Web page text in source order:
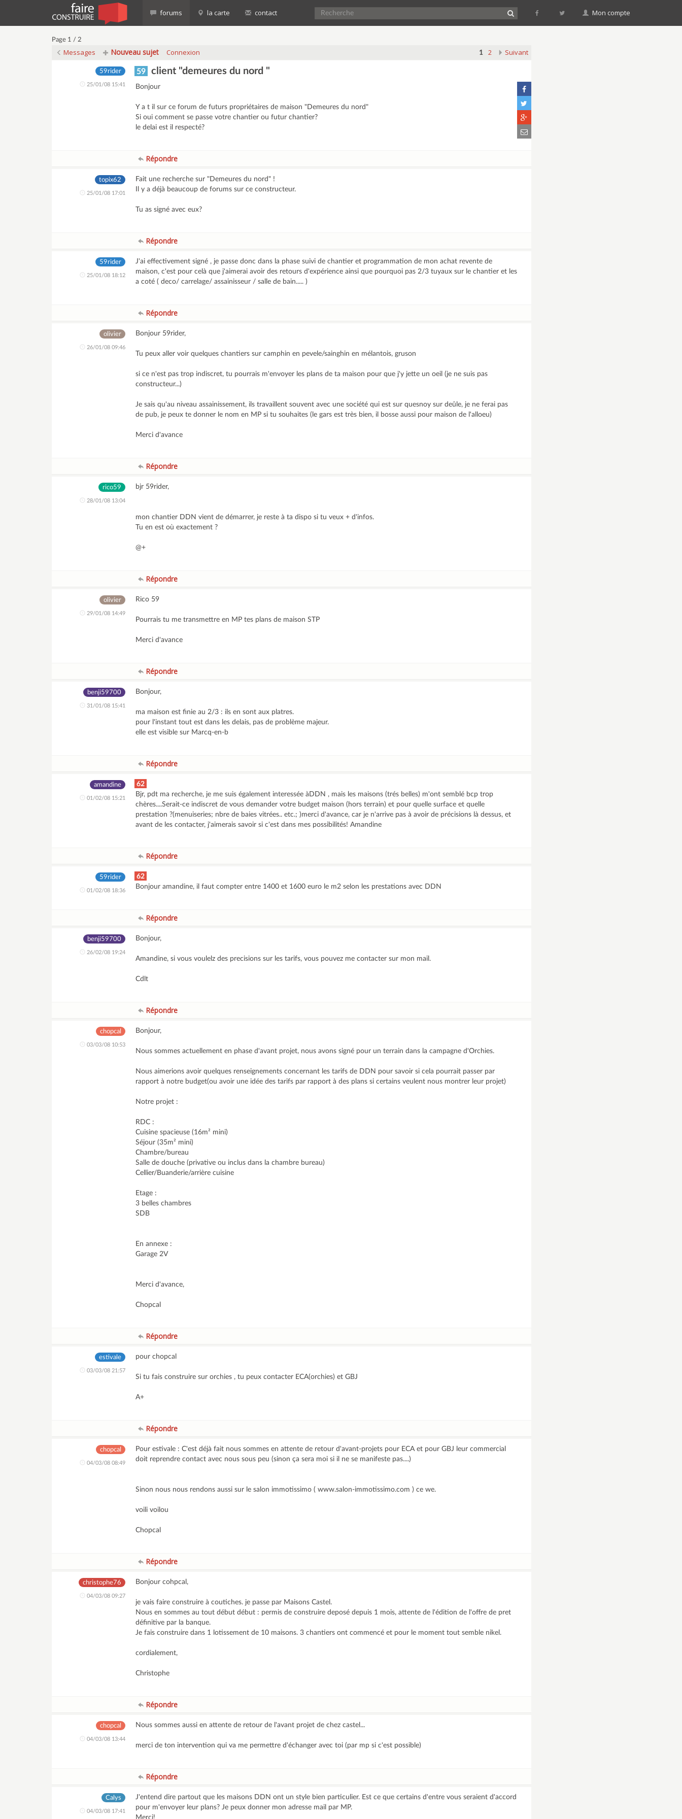
forums la carte contact Mon compte
Page 1 / 2
Messages Nouveau sujet Connexion 1 2 Suivant
59rider
25/01/08 15:41
59 client "demeures du nord "
Bonjour
Y a t il sur ce forum de futurs propriétaires de maison "Demeures du nord"
Si oui comment se passe votre chantier ou futur chantier?
le delai est il respecté?
Répondre
topix62
25/01/08 17:01
Fait une recherche sur "Demeures du nord" !
Il y a déjà beaucoup de forums sur ce constructeur.
Tu as signé avec eux?
Répondre
59rider
25/01/08 18:12
J'ai effectivement signé , je passe donc dans la phase suivi de chantier et programmation de mon achat revente de
maison, c'est pour celà que j'aimerai avoir des retours d'expérience ainsi que pourquoi pas 2/3 tuyaux sur le chantier et les
a coté ( deco/ carrelage/ assainisseur / salle de bain..... )
Répondre
olivier
26/01/08 09:46
Bonjour 59rider,
Tu peux aller voir quelques chantiers sur camphin en pevele/sainghin en mélantois, gruson
si ce n'est pas trop indiscret, tu pourrais m'envoyer les plans de ta maison pour que j'y jette un oeil (je ne suis pas
constructeur...)
Je sais qu'au niveau assainissement, ils travaillent souvent avec une société qui est sur quesnoy sur deûle, je ne ferai pas
de pub, je peux te donner le nom en MP si tu souhaites (le gars est très bien, il bosse aussi pour maison de l'alloeu)
Merci d'avance
Répondre
rico59
28/01/08 13:04
bjr 59rider,
mon chantier DDN vient de démarrer, je reste à ta dispo si tu veux + d'infos.
Tu en est où exactement ?
@+
Répondre
olivier
29/01/08 14:49
Rico 59
Pourrais tu me transmettre en MP tes plans de maison STP
Merci d'avance
Répondre
benji59700
31/01/08 15:41
Bonjour,
ma maison est finie au 2/3 : ils en sont aux platres.
pour l'instant tout est dans les delais, pas de problème majeur.
elle est visible sur Marcq-en-b
Répondre
amandine
01/02/08 15:21
62
Bjr, pdt ma recherche, je me suis également interessée àDDN , mais les maisons (trés belles) m'ont semblé bcp trop
chères....Serait-ce indiscret de vous demander votre budget maison (hors terrain) et pour quelle surface et quelle
prestation ?(menuiseries; nbre de baies vitrées.. etc.; )merci d'avance, car je n'arrive pas à avoir de précisions là dessus, et
avant de les contacter, j'aimerais savoir si c'est dans mes possibilités! Amandine
Répondre
59rider
01/02/08 18:36
62
Bonjour amandine, il faut compter entre 1400 et 1600 euro le m2 selon les prestations avec DDN
Répondre
benji59700
26/02/08 19:24
Bonjour,
Amandine, si vous voulelz des precisions sur les tarifs, vous pouvez me contacter sur mon mail.
Cdlt
Répondre
chopcal
03/03/08 10:53
Bonjour,
Nous sommes actuellement en phase d'avant projet, nous avons signé pour un terrain dans la campagne d'Orchies.
Nous aimerions avoir quelques renseignements concernant les tarifs de DDN pour savoir si cela pourrait passer par
rapport à notre budget(ou avoir une idée des tarifs par rapport à des plans si certains veulent nous montrer leur projet)
Notre projet :
RDC :
Cuisine spacieuse (16m² mini)
Séjour (35m² mini)
Chambre/bureau
Salle de douche (privative ou inclus dans la chambre bureau)
Cellier/Buanderie/arrière cuisine
Etage :
3 belles chambres
SDB
En annexe :
Garage 2V
Merci d'avance,
Chopcal
Répondre
estivale
03/03/08 21:57
pour chopcal
Si tu fais construire sur orchies , tu peux contacter ECA(orchies) et GBJ
A+
Répondre
chopcal
04/03/08 08:49
Pour estivale : C'est déjà fait nous sommes en attente de retour d'avant-projets pour ECA et pour GBJ leur commercial
doit reprendre contact avec nous sous peu (sinon ça sera moi si il ne se manifeste pas....)
Sinon nous nous rendons aussi sur le salon immotissimo ( www.salon-immotissimo.com ) ce we.
voili voilou
Chopcal
Répondre
christophe76
04/03/08 09:27
Bonjour cohpcal,
je vais faire construire à coutiches. je passe par Maisons Castel.
Nous en sommes au tout début début : permis de construire deposé depuis 1 mois, attente de l'édition de l'offre de pret
définitive par la banque.
Je fais construire dans 1 lotissement de 10 maisons. 3 chantiers ont commencé et pour le moment tout semble nikel.
cordialement,
Christophe
Répondre
chopcal
04/03/08 13:44
Nous sommes aussi en attente de retour de l'avant projet de chez castel...
merci de ton intervention qui va me permettre d'échanger avec toi (par mp si c'est possible)
Répondre
Calys
04/03/08 17:41
J'entend dire partout que les maisons DDN ont un style bien particulier. Est ce que certains d'entre vous seraient d'accord
pour m'envoyer leur plans? Je peux donner mon adresse mail par MP.
Merci!